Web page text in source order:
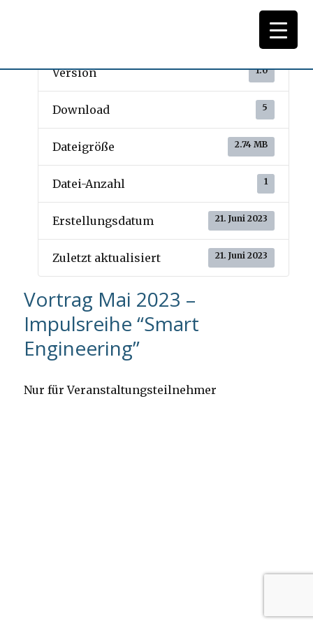
Version 1.0
Download 5
Dateigröße 2.74 MB
Datei-Anzahl 1
Erstellungsdatum 21. Juni 2023
Zuletzt aktualisiert 21. Juni 2023
Vortrag Mai 2023 –
Impulsreihe “Smart
Engineering”
Nur für Veranstaltungsteilnehmer